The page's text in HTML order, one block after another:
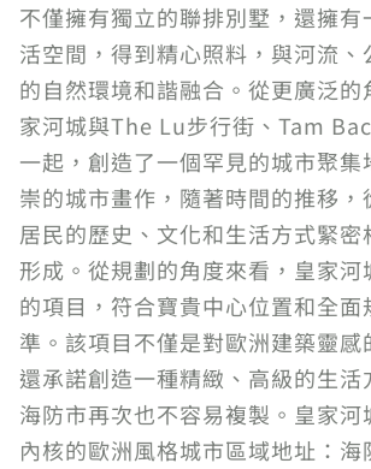
不僅擁有獨立的聯排別墅，還擁有
活空間，得到精心照料，與河流、
的自然環境和諧融合。從更廣泛的
家河城與The Lu步行街、Tam
一起，創造了一個罕見的城市聚集
崇的城市畫作，隨著時間的推移，
居民的歷史、文化和生活方式緊密
形成。從規劃的角度來看，皇家河
的項目，符合寶貴中心位置和全面
準。該項目不僅是對歐洲建築靈感
還承諾創造一種精緻、高級的生活
海防市再次也不容易複製。皇家
內核的歐洲風格城市區域地址：海